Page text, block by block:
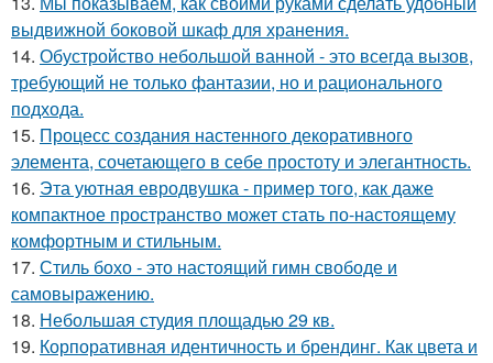
выдвижной боковой шкаф для хранения.
14. Обустройство небольшой ванной - это всегда вызов,
требующий не только фантазии, но и рационального
подхода.
15. Процесс создания настенного декоративного
элемента, сочетающего в себе простоту и элегантность.
16. Эта уютная евродвушка - пример того, как даже
компактное пространство может стать по-настоящему
комфортным и стильным.
17. Стиль бохо - это настоящий гимн свободе и
самовыражению.
18. Небольшая студия площадью 29 кв.
19. Корпоративная идентичность и брендинг. Как цвета и